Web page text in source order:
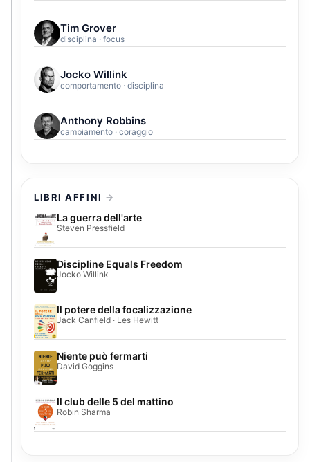
Tim Grover
disciplina · focus
Jocko Willink
comportamento · disciplina
Anthony Robbins
cambiamento · coraggio
LIBRI AFFINI
La guerra dell'arte
Steven Pressfield
Discipline Equals Freedom
Jocko Willink
Il potere della focalizzazione
Jack Canfield · Les Hewitt
Niente può fermarti
David Goggins
Il club delle 5 del mattino
Robin Sharma